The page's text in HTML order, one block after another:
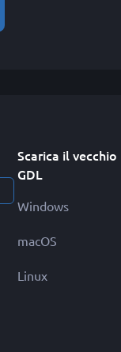
Scarica il vecchio
GDL
Windows
macOS
Linux